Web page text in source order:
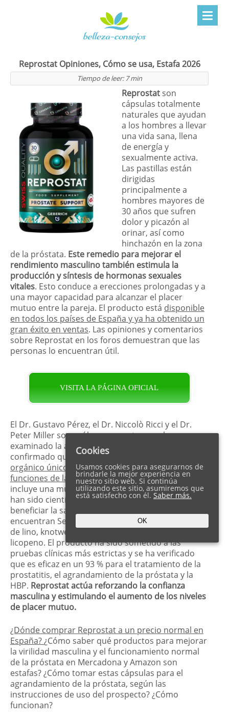
Reprostat Opiniones, Cómo se usa, Estafa 2026
Tiempo de leer: 7 min
Reprostat son
cápsulas totalmente
naturales que ayudan
a los hombres a llevar
una vida sana, llena
de energía y
sexualmente activa.
Las pastillas están
dirigidas
principalmente a
hombres mayores de
30 años que sufren
dolor y picazón al
orinar, así como
hinchazón en la zona
de la próstata. Este remedio para mejorar el
rendimiento masculino también estimula la
producción y síntesis de hormonas sexuales
vitales. Esto conduce a erecciones prolongadas y a
una mayor capacidad para alcanzar el placer
mutuo entre la pareja. El producto está disponible
en todos los países de España y ya ha obtenido un
gran éxito en ventas. Las opiniones y comentarios
sobre Reprostat en los foros demuestran que las
personas lo encuentran útil.
VISITA LA PÁGINA OFICIAL
El Dr. Gustavo Pérez, el Dr. Niccolò Ricci y el Dr.
Peter Miller son urólogos expertos que han
examinado la acción del producto y han
confirmado que
Reprostat es un complejo
orgánico único que mantiene la potencia y las
funciones de la próstata. Su composición orgánica
incluye una multitud de ingredientes naturales que
han sido científicamente determinados para
beneficiar la salud masculina. Entre ellos se
encuentran Serenoa Repens, Echinacea, semillas
de lino, knotweed, ginkgo biloba, citrato de zinc y
licopeno. El producto ha sido sometido a las
pruebas clínicas más estrictas y se ha verificado
que es eficaz en un 93 % para el tratamiento de la
prostatitis, el agrandamiento de la próstata y la
HBP. Reprostat actúa reforzando la confianza
masculina y estimulando el aumento de los niveles
de placer mutuo.
¿Dónde comprar Reprostat a un precio normal en
España?¿Cómo saber qué productos para mejorar
la virilidad masculina y el funcionamiento normal
de la próstata en Mercadona y Amazon son
estafas? ¿Cómo tomar estas cápsulas para el
agrandamiento de la próstata, según las
instrucciones de uso del prospecto? ¿Cómo
funcionan?
Cookies
Usamos cookies para asegurarnos de
brindarle la mejor experiencia en
nuestro sitio web. Si continúa
utilizando este sitio, asumiremos que
está satisfecho con él. Saber más.
OK